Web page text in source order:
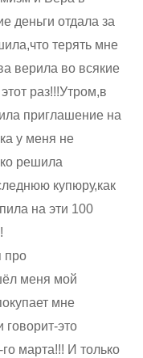
деньги отдала за
терять мне
верила во всякие
раз!!!Утром,в
приглашение на
у меня не
решила
купюру,как
на эти 100
про
меня мой
мне
говорит-это
марта!!! И только